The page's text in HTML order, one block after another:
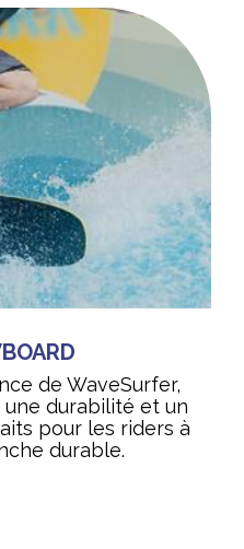
de WaveSurfer,
durabilité et un
pour les riders à
durable.